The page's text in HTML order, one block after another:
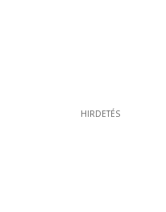
HIRDETÉS